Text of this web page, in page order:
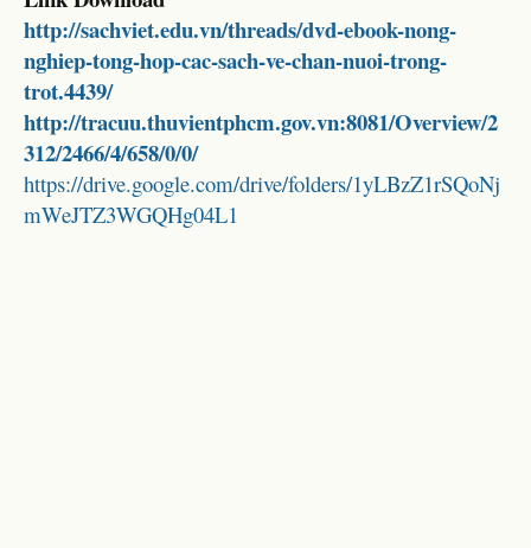
http://sachviet.edu.vn/threads/dvd-ebook-nong-
nghiep-tong-hop-cac-sach-ve-chan-nuoi-trong-
trot.4439/
http://tracuu.thuvientphcm.gov.vn:8081/Overview/2
312/2466/4/658/0/0/
https://drive.google.com/drive/folders/1yLBzZ1rSQoNj
mWeJTZ3WGQHg04L1